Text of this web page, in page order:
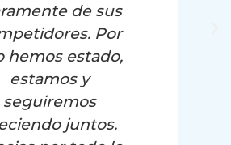
de sus
Por
hemos estado,
estamos y
seguiremos
juntos.